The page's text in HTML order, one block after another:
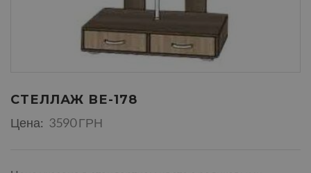
СТЕЛЛАЖ ВЕ-178
Цена: 3590 ГРН